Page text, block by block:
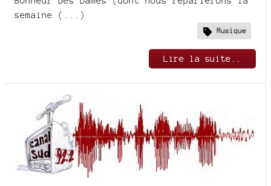
semaine (...)
Musique
Lire la suite..